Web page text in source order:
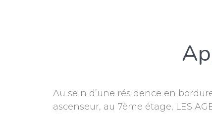
Au sein d’une résidence en
ascenseur, au 7ème étage, LES